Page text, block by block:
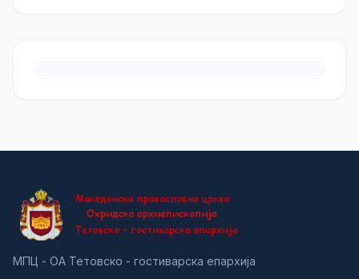
МПЦ - ОА Тетовско - гостиварска епархија